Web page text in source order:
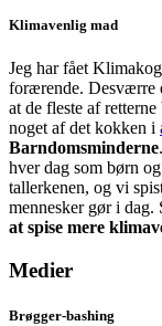
Klimavenlig mad
Jeg har fået
forærende. Desværre
at de fleste af
noget af det kokken i
Barndomsminderne
hver dag som børn
tallerkenen, og vi
mennesker gør i dag.
at spise mere
Medier
Brøgger-bashing